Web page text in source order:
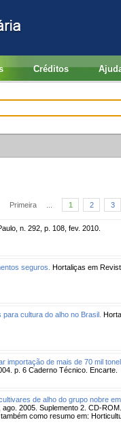
Créditos
Primeira 1 2 3
n. 292, p. 108, fev. 2010.
seguros. Hortaliças em
cultura do alho no Brasil.
importação de mais de 70 mil
p. 6 Caderno Técnico. Encarte.
de alho do grupo nobre
2005. Suplemento 2. CD-
como resumo em: